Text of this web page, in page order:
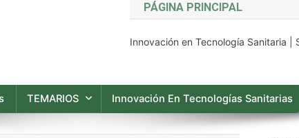
PÁGINA PRINCIPAL
Innovación en Tecnología Sanitaria |
TEMARIOS Innovación En Tecnologías Sanitarias